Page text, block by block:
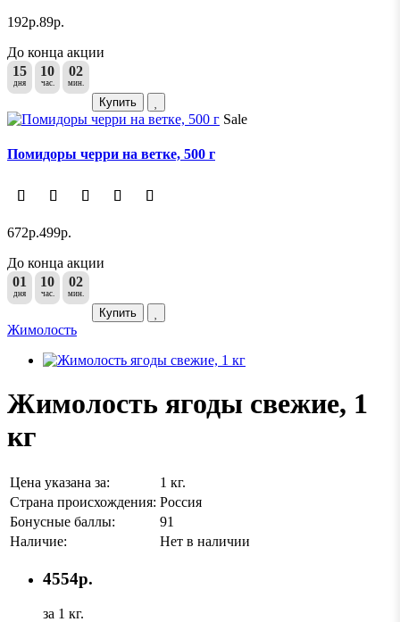
192р.89р.
До конца акции
15
дня
10
час.
02
мин.
Купить
Sale
Помидоры черри на ветке, 500 г
672р.499р.
До конца акции
01
дня
10
час.
02
мин.
Купить
Жимолость
Жимолость ягоды свежие, 1
кг
Цена указана за:
1 кг.
Страна происхождения: Россия
Бонусные баллы:
91
Наличие:
Нет в наличии
4554р.
за 1 кг.